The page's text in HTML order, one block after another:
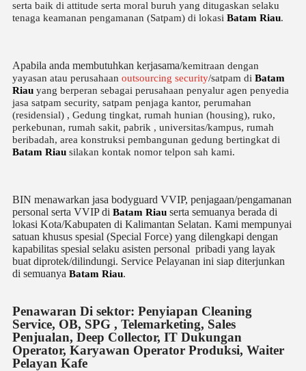
serta baik di attitude serta moral buruh yang ditugaskan selaku
tenaga keamanan pengamanan (Satpam) di lokasi Batam Riau.
Apabila anda membutuhkan kerjasama/kemitraan dengan
yayasan atau perusahaan outsourcing security/satpam di Batam
Riau yang berperan sebagai perusahaan penyalur agen penyedia
jasa satpam security, satpam penjaga kantor, perumahan
(residensial) , Gedung tingkat, rumah hunian (housing), ruko,
perkebunan, rumah sakit, pabrik , universitas/kampus, rumah
beribadah, area konstruksi pembangunan gedung bertingkat di
Batam Riau silakan kontak nomor telpon sah kami.
BIN menawarkan jasa bodyguard VVIP, penjagaan/pengamanan
personal serta VVIP di Batam Riau serta semuanya berada di
lokasi Kota/Kabupaten di Kalimantan Selatan. Kami mempunyai
satuan khusus spesial (Special Force) yang dilengkapi dengan
kapabilitas spesial selaku asisten personal pribadi yang layak
buat diprotek/dilindungi. Service Pelayanan ini siap diterjunkan
di semuanya Batam Riau.
Penawaran Di sektor: Penyiapan Cleaning
Service, OB, SPG , Telemarketing, Sales
Penjualan, Deep Collector, IT Dukungan
Operator, Karyawan Operator Produksi, Waiter
Pelayan Kafe